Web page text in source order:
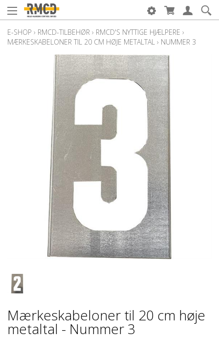
E-SHOP › RMCD-TILBEHØR › RMCD'S NYTTIGE HJÆLPERE ›
MÆRKESKABELONER TIL 20 CM HØJE METALTAL › NUMMER 3
Mærkeskabeloner til 20 cm høje
metaltal - Nummer 3